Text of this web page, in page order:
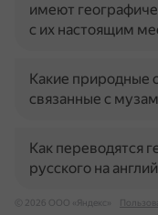
имеют
с их настоящим
Какие природные
связанные с
Как переводятся
русского на
© 2026 ООО «Яндекс»